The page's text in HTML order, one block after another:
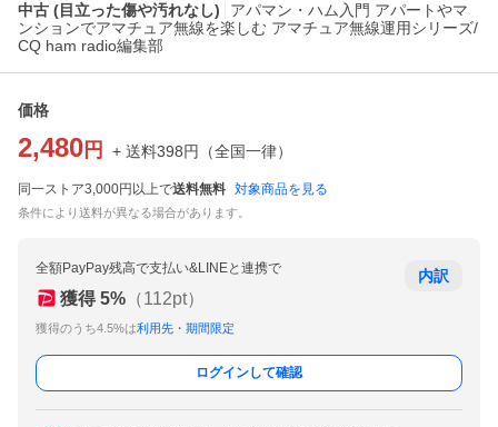
中古 (目立った傷や汚れなし)
アパマン・ハム入門 アパートやマ
ンションでアマチュア無線を楽しむ アマチュア無線運用シリーズ/
CQ ham radio編集部
価格
2,480 円 + 送料398円 （全国一律）
同一ストア3,000円以上で送料無料 対象商品を見る
条件により送料が異なる場合があります。
全額PayPay残高で支払い&LINEと連携で
獲得 5% （112pt）
獲得のうち4.5%は利用先・期間限定
内訳
ログインして確認